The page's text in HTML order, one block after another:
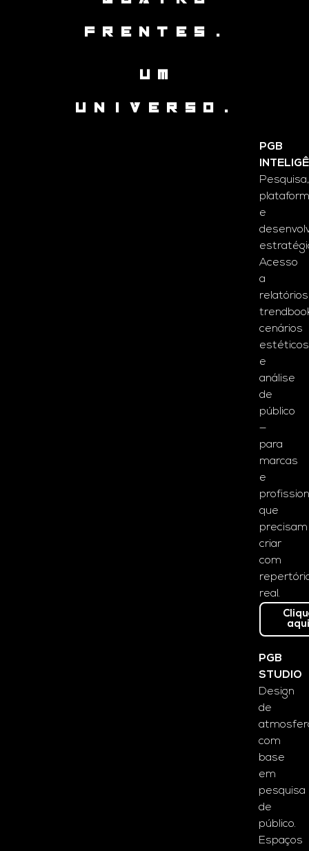
FRENTES.
UM
UNIVERSO.
PGB
Pesquisa,
e
Acesso
a
cenários
estéticos
e
análise
de
público
—
para
marcas
e
que
precisam
criar
com
real.
PGB
STUDIO
Design
de
com
base
em
pesquisa
de
público.
Espaços